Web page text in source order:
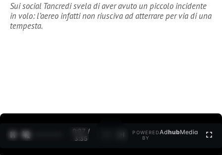
Sui social Tancredi svela di aver avuto un piccolo incidente
in volo: l’aereo infatti non riusciva ad atterrare per via di una
tempesta.
0:27 /
3:35
POWERED
BY
AdhubMedia